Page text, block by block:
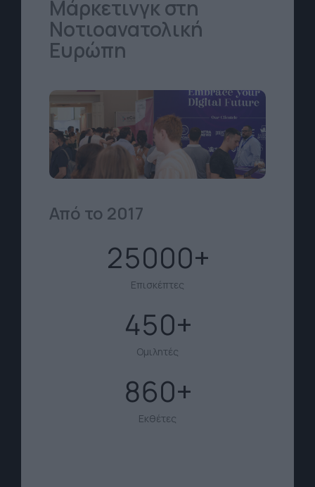
Μάρκετινγκ στη
Νοτιοανατολική
Ευρώπη
Από το 2017
25000
Επισκέπτες
450
Ομιλητές
860
Εκθέτες